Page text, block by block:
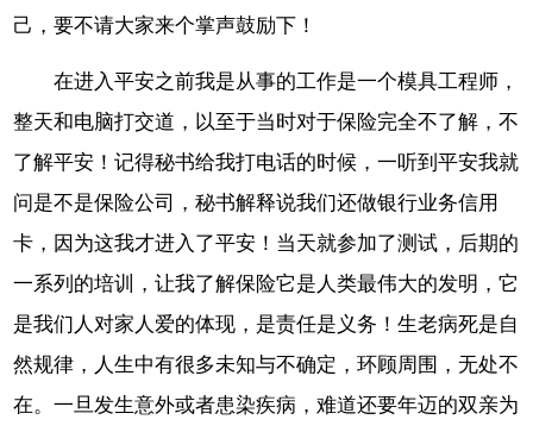
己，要不请大家来个掌声鼓励下！
在进入平安之前我是从事的工作是一个模具工程师，
整天和电脑打交道，以至于当时对于保险完全不了解，不
了解平安！记得秘书给我打电话的时候，一听到平安我就
问是不是保险公司，秘书解释说我们还做银行业务信用
卡，因为这我才进入了平安！当天就参加了测试，后期的
一系列的培训，让我了解保险它是人类最伟大的发明，它
是我们人对家人爱的体现，是责任是义务！生老病死是自
然规律，人生中有很多未知与不确定，环顾周围，无处不
在。一旦发生意外或者患染疾病，难道还要年迈的双亲为